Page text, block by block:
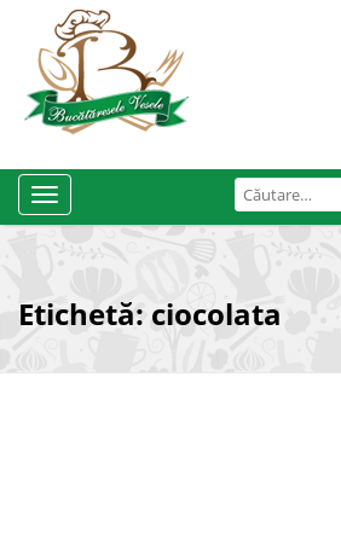
Caută
după:
Toggle
Navigation
Etichetă: ciocolata